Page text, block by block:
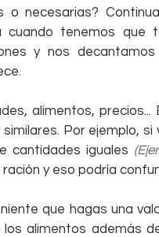
o necesarias?
tenemos que
y nos
alimentos,
Por ejemplo,
cantidades iguales
y eso podría
que hagas una
alimentos además